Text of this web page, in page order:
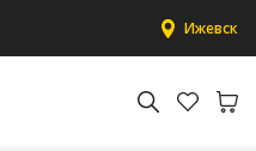
Ижевск